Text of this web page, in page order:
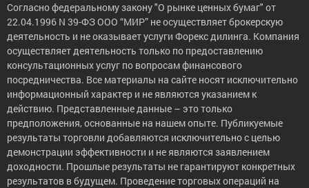
Согласно федеральному закону "О рынке ценных бумаг" от
22.04.1996 N 39-ФЗ ООО “МИР” не осуществляет брокерскую
деятельность и не оказывает услуги Форекс дилинга. Компания
осуществляет деятельность только по предоставлению
консультационных услуг по вопросам финансового
посредничества. Все материалы на сайте носят исключительно
информационный характер и не являются указанием к
действию. Представленные данные – это только
предположения, основанные на нашем опыте. Публикуемые
результаты торговли добавляются исключительно с целью
демонстрации эффективности и не являются заявлением
доходности. Прошлые результаты не гарантируют конкретных
результатов в будущем. Проведение торговых операций на